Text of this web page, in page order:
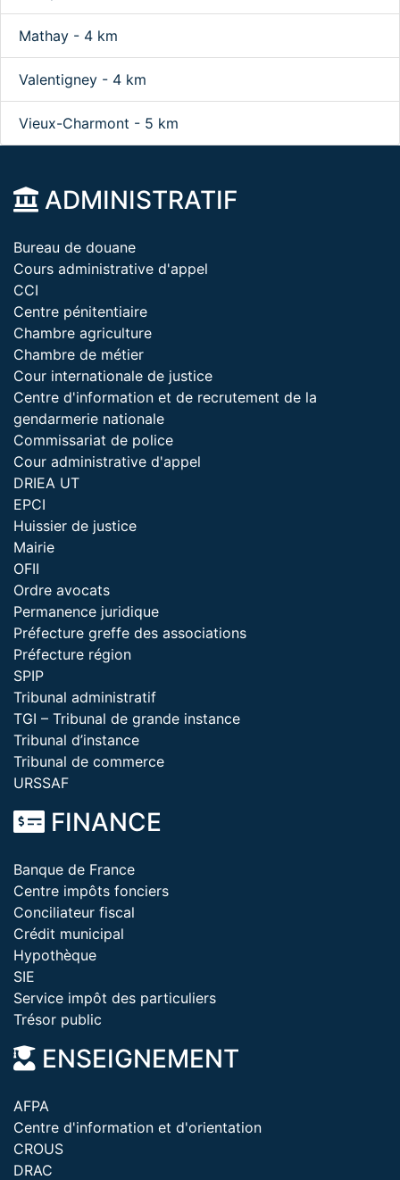
Mathay - 4 km
Valentigney - 4 km
Vieux-Charmont - 5 km
ADMINISTRATIF
Bureau de douane
Cours administrative d'appel
CCI
Centre pénitentiaire
Chambre agriculture
Chambre de métier
Cour internationale de justice
Centre d'information et de recrutement de la
gendarmerie nationale
Commissariat de police
Cour administrative d'appel
DRIEA UT
EPCI
Huissier de justice
Mairie
OFII
Ordre avocats
Permanence juridique
Préfecture greffe des associations
Préfecture région
SPIP
Tribunal administratif
TGI – Tribunal de grande instance
Tribunal d’instance
Tribunal de commerce
URSSAF
FINANCE
Banque de France
Centre impôts fonciers
Conciliateur fiscal
Crédit municipal
Hypothèque
SIE
Service impôt des particuliers
Trésor public
ENSEIGNEMENT
AFPA
Centre d'information et d'orientation
CROUS
DRAC